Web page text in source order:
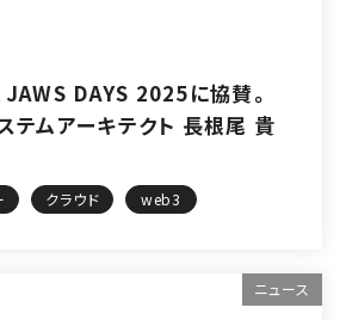
JAWS DAYS 2025に協賛。
ムアーキテクト 長根尾 貴
クラウド web3
ニュース